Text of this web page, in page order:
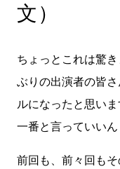
文）
ちょっとこれは驚
ぶりの出演者の皆
ルになったと思い
一番と言っていい
前回も、前々回も